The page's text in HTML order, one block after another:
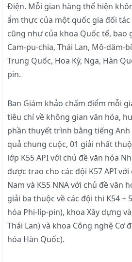
Điện. Mỗi gian hàng thể hiện
ẩm thực của một quốc gia đối
cũng như của khoa Quốc tế, bao
Cam-pu-chia, Thái Lan, Mô-dăm-
Trung Quốc, Hoa Kỳ, Nga, Hàn
pin.
Ban Giám khảo chấm điểm mỗi
tiêu chí về không gian văn hóa,
phần thuyết trình bằng tiếng Anh
quả chung cuộc, 01 giải nhất
lớp K55 API với chủ đề văn hóa
được trao cho các đội K57 API
Nam và K55 NNA với chủ đề văn
giải ba thuộc về các đội thi K54 +
hóa Phi-líp-pin), khoa Xây dựng
Thái Lan) và khoa Công nghệ Cơ
hóa Hàn Quốc).